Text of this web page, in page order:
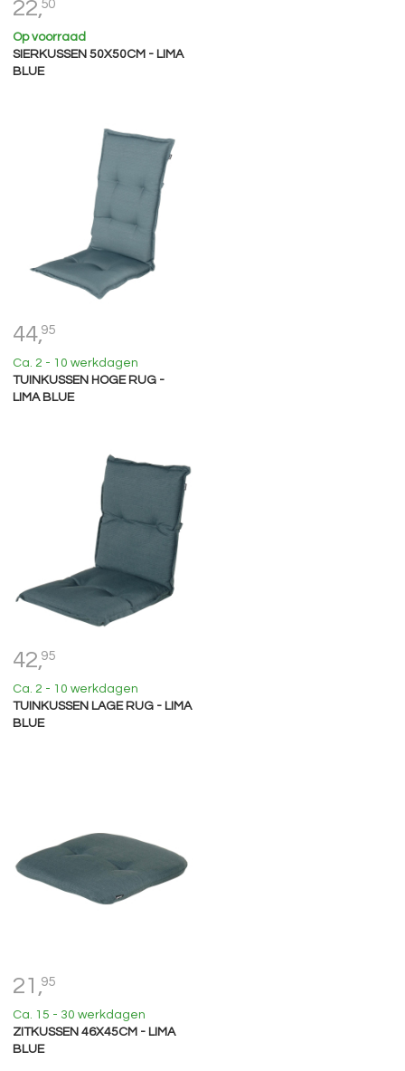
22,50
Op voorraad
SIERKUSSEN 50X50CM - LIMA
BLUE
44,95
Ca. 2 - 10 werkdagen
TUINKUSSEN HOGE RUG -
LIMA BLUE
42,95
Ca. 2 - 10 werkdagen
TUINKUSSEN LAGE RUG - LIMA
BLUE
21,95
Ca. 15 - 30 werkdagen
ZITKUSSEN 46X45CM - LIMA
BLUE